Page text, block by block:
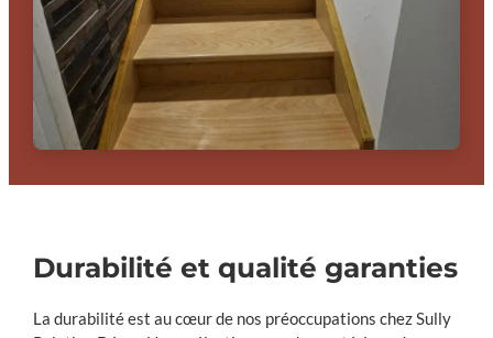
Durabilité et qualité garanties
La durabilité est au cœur de nos préoccupations chez Sully